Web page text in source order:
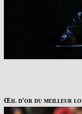
Œil d'or du meilleur